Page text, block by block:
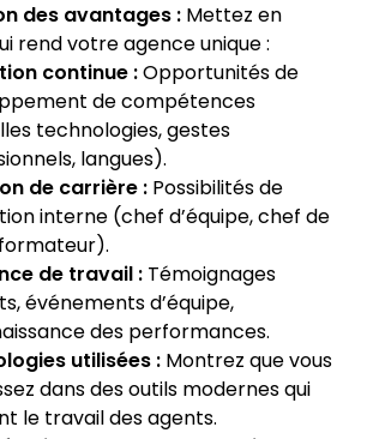
des avantages :Mettez en
rend votre agence unique :
continue :Opportunités de
de compétences
technologies, gestes
langues).
de carrière :Possibilités de
interne (chef d’équipe, chef de
de travail :Témoignages
événements d’équipe,
des performances.
utilisées :Montrez que vous
dans des outils modernes qui
le travail des agents.